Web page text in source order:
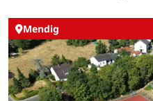
Mendig